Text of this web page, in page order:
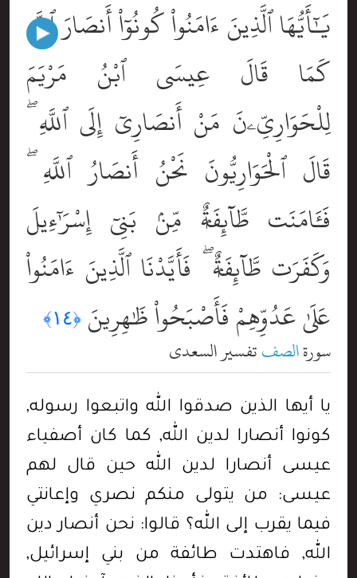
يَٰٓأَيُّهَا ٱلَّذِينَ ءَامَنُواْ كُونُوٓاْ أَنصَارَ ٱللَّهِ
كَمَا قَالَ عِيسَى ٱبْنُ مَرْيَمَ
لِلْحَوَارِيِّۦنَ مَنْ أَنصَارِىٓ إِلَى ٱللَّهِ ۖ
قَالَ ٱلْحَوَارِيُّونَ نَحْنُ أَنصَارُ ٱللَّهِ ۖ
فَـَٔامَنَت طَّآئِفَةٌۭ مِّنۢ بَنِىٓ إِسْرَٰٓءِيلَ
وَكَفَرَت طَّآئِفَةٌۭ ۖ فَأَيَّدْنَا ٱلَّذِينَ ءَامَنُواْ
عَلَىٰ عَدُوِّهِمْ فَأَصْبَحُواْ ظَٰهِرِينَ ﴿١٤﴾
سورةالصفتفسير السعدي
يا أيها الذين صدقوا الله واتبعوا رسوله,
كونوا أنصارا لدين الله, كما كان أصفياء
عيسى أنصارا لدين الله حين قال لهم
عيسى: من يتولى منكم نصري وإعانتي
فيما يقرب إلى الله؟ قالوا: نحن أنصار دين
الله, فاهتدت طائفة من بني إسرائيل,